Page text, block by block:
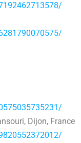
Dijon, France